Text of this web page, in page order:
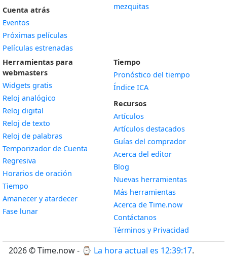
Cuenta atrás
Eventos
Próximas películas
Películas estrenadas
mezquitas
Herramientas para
webmasters
Widgets gratis
Reloj analógico
Reloj digital
Reloj de texto
Reloj de palabras
Temporizador de Cuenta
Regresiva
Horarios de oración
Tiempo
Amanecer y atardecerWidget
Fase lunarWidget
Tiempo
Pronóstico del tiempo
Índice ICA
Recursos
Artículos
Artículos destacados
Guías del comprador
Acerca del editor
Blog
Nuevas herramientas
Más herramientas
Acerca de Time.now
Contáctanos
Términos y Privacidad
2026 © Time.now - ⌚ La hora actual es 12:39:18.